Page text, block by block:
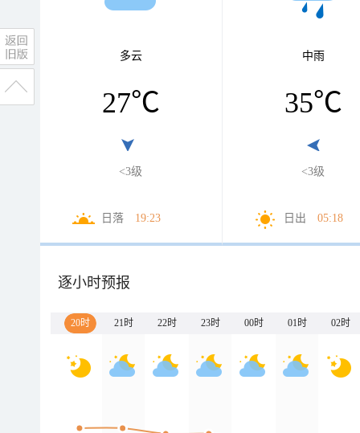
多云
27℃
<3级
日落 19:23
中雨
35℃
<3级
日出 05:18
逐小时预报
20时 21时 22时 23时 00时 01时 02时